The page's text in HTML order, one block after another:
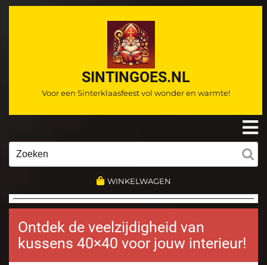
Ga
SINTINGOES.NL
Voor een Sinterklaasfeest vol wonder en warmte!
WINKELWAGEN
Ontdek de veelzijdigheid van
kussens 40×40 voor jouw interieur!